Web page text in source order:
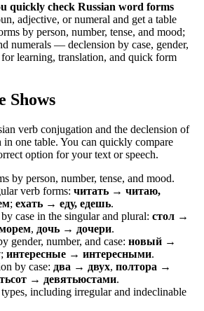
quickly check Russian word forms
adjective, or numeral and get a table
by person, number, tense, and mood;
numerals — declension by case, gender,
learning, translation, and quick form
Shows
verb conjugation and the declension of
in one table. You can quickly compare
option for your text or speech.
by person, number, tense, and mood.
verb forms: читать → читаю,
; ехать → еду, едешь.
case in the singular and plural: стол →
, дочь → дочери.
gender, number, and case: новый →
; интересные → интересными.
by case: два → двух, полтора →
→ девятьюстами.
including irregular and indeclinable